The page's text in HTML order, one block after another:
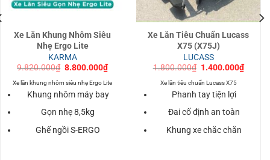
Xe Lăn Khung Nhôm Siêu
Nhẹ Ergo Lite
KARMA
9.820.000₫ Giá
là:
9.820.000₫.
8.800.000₫Giá
hiện
tại
là:
8.800.000₫.
Xe lăn khung nhôm siêu nhẹ Ergo Lite
Khung nhôm máy bay
Gọn nhẹ 8,5kg
Ghế ngồi S-ERGO
Xe Lăn Tiêu Chuẩn Lucass
X75 (X75J)
LUCASS
1.800.000₫ Giá
là:
1.800.000₫.
1.400.000₫Giá
hiện
Xe lăn tiêu chuẩn Lucass X75
Phanh tay tiện lợi
Đai cố định an toàn
Khung xe chắc chắn